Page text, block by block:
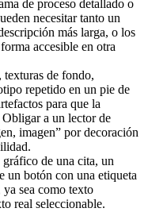
de proceso detallado o
necesitar tanto un
más larga, o los
accesible en otra
de fondo,
repetido en un pie de
para que la
a un lector de
imagen” por decoración
de una cita, un
un botón con una etiqueta
sea como texto
real seleccionable.